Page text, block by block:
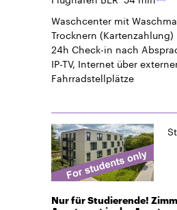
Waschcenter mit
Trocknern (Kartenzahlung)
24h Check-in nach
IP-TV, Internet über
Fahrradstellplätze
Nur für Studierende!